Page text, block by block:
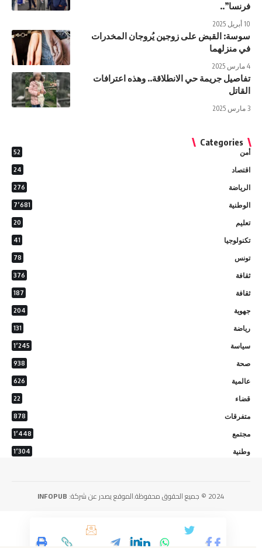
فرنسا”..
سوسة: القبض على زوجين يُروجان المخدرات
في منزلهما
تفاصيل جريمة حي الانطلاقة.. وهذه اعترافات
القاتل
Categories
أمن 52
اقتصاد 24
الرياضة 276
الوطنية 7٬681
تعليم 20
تكنولوجيا 41
تونس 78
ثقافة 376
ثقافة 187
جهوية 204
رياضة 131
سياسة 1٬245
صحة 938
عالمية 626
قضاء 22
متفرقات 878
مجتمع 1٬448
وطنية 1٬304
2024 © جميع الحقوق محفوظة.الموقع يصدر عن شركة: INFOPUB